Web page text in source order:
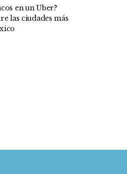
en un Uber?
las ciudades más